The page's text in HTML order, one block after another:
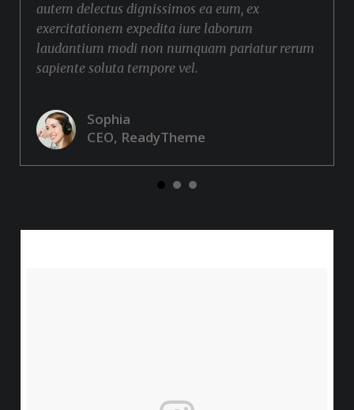
autem delectus dignissimos ea eum, ex
exercitationem expedita iure laborum
laudantium modi non numquam pariatur rerum
sapiente soluta tempore vel.
Sophia
CEO, ReadyTheme